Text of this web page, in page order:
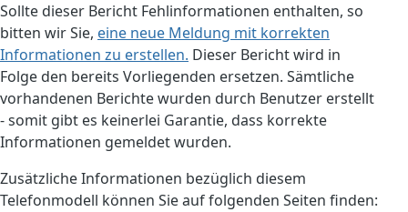
Sollte dieser Bericht Fehlinformationen enthalten, so
bitten wir Sie, eine neue Meldung mit korrekten
Informationen zu erstellen. Dieser Bericht wird in
Folge den bereits Vorliegenden ersetzen. Sämtliche
vorhandenen Berichte wurden durch Benutzer erstellt
- somit gibt es keinerlei Garantie, dass korrekte
Informationen gemeldet wurden.
Zusätzliche Informationen bezüglich diesem
Telefonmodell können Sie auf folgenden Seiten finden: